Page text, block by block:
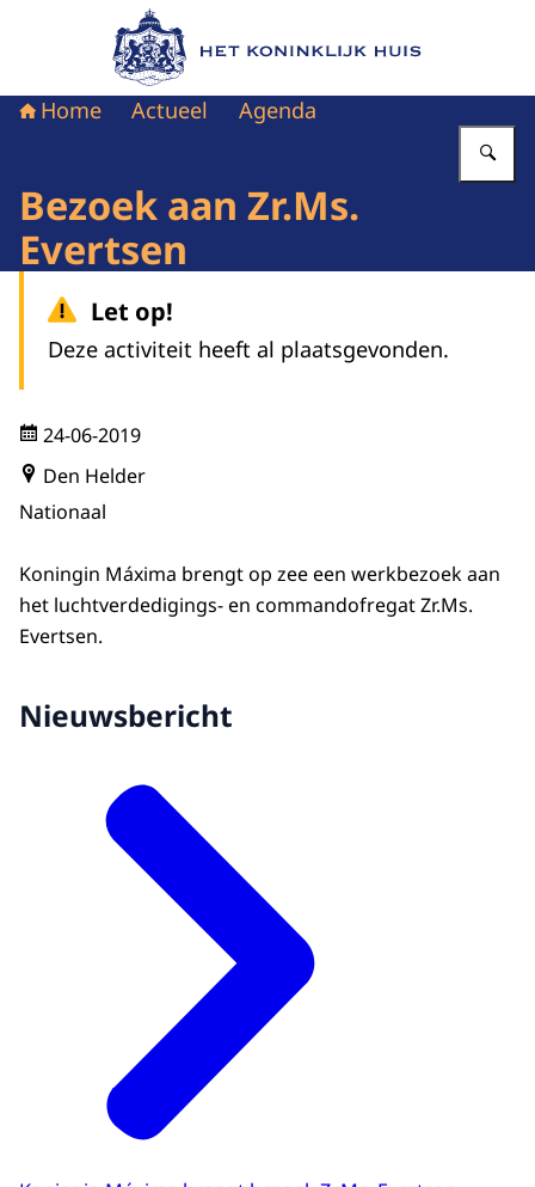
Naar de homepage van Het Koninklijk Huis
Home Actueel Agenda
Bezoek aan Zr.Ms.
Evertsen
Let op!
Deze activiteit heeft al plaatsgevonden.
24-06-2019
Den Helder
Nationaal
Koningin Máxima brengt op zee een werkbezoek aan
het luchtverdedigings- en commandofregat Zr.Ms.
Evertsen.
Nieuwsbericht